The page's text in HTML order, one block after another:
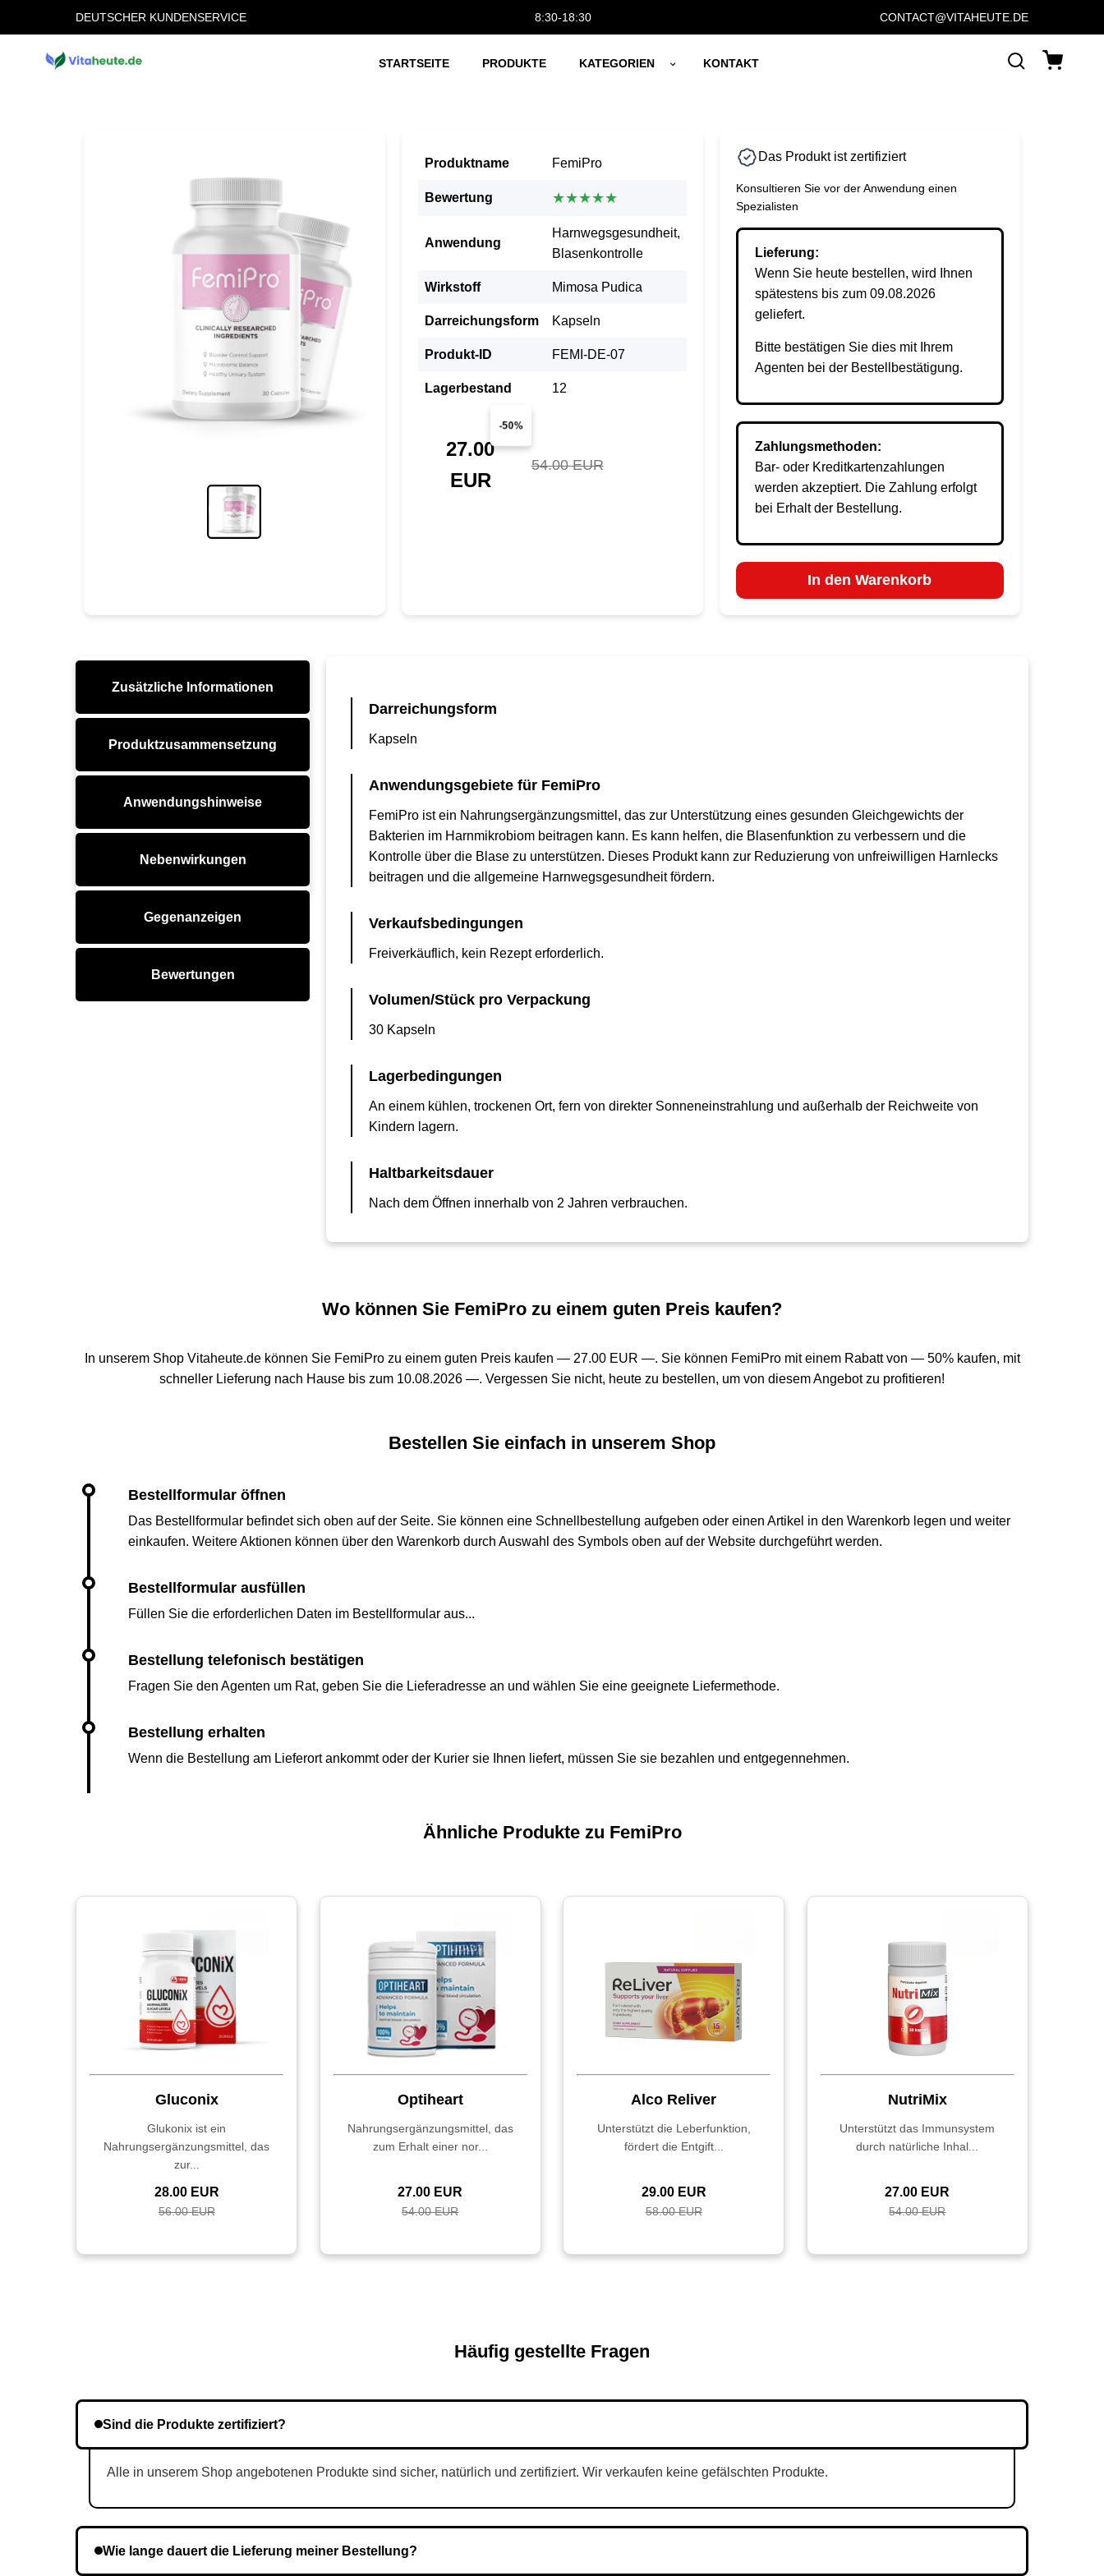
DEUTSCHER KUNDENSERVICE 8:30-18:30 CONTACT@VITAHEUTE.DE
STARTSEITE PRODUKTE KATEGORIEN KONTAKT
Produktname FemiPro
Bewertung ★★★★★
Anwendung
Harnwegsgesundheit,
Blasenkontrolle
Wirkstoff Mimosa Pudica
Darreichungsform Kapseln
Produkt-ID FEMI-DE-07
Lagerbestand 12
-50%
27.00
EUR
54.00 EUR
Das Produkt ist zertifiziert
Konsultieren Sie vor der Anwendung einen
Spezialisten
Lieferung:
Wenn Sie heute bestellen, wird Ihnen
spätestens bis zum 09.08.2026
geliefert.
Bitte bestätigen Sie dies mit Ihrem
Agenten bei der Bestellbestätigung.
Zahlungsmethoden:
Bar- oder Kreditkartenzahlungen
werden akzeptiert. Die Zahlung erfolgt
bei Erhalt der Bestellung.
In den Warenkorb
Zusätzliche Informationen
Produktzusammensetzung
Anwendungshinweise
Nebenwirkungen
Gegenanzeigen
Bewertungen
Darreichungsform
Kapseln
Anwendungsgebiete für FemiPro
FemiPro ist ein Nahrungsergänzungsmittel, das zur Unterstützung eines gesunden Gleichgewichts der
Bakterien im Harnmikrobiom beitragen kann. Es kann helfen, die Blasenfunktion zu verbessern und die
Kontrolle über die Blase zu unterstützen. Dieses Produkt kann zur Reduzierung von unfreiwilligen Harnlecks
beitragen und die allgemeine Harnwegsgesundheit fördern.
Verkaufsbedingungen
Freiverkäuflich, kein Rezept erforderlich.
Volumen/Stück pro Verpackung
30 Kapseln
Lagerbedingungen
An einem kühlen, trockenen Ort, fern von direkter Sonneneinstrahlung und außerhalb der Reichweite von
Kindern lagern.
Haltbarkeitsdauer
Nach dem Öffnen innerhalb von 2 Jahren verbrauchen.
Wo können Sie FemiPro zu einem guten Preis kaufen?
In unserem Shop Vitaheute.de können Sie FemiPro zu einem guten Preis kaufen — 27.00 EUR —. Sie können FemiPro mit einem Rabatt von — 50% kaufen, mit
schneller Lieferung nach Hause bis zum 10.08.2026 —. Vergessen Sie nicht, heute zu bestellen, um von diesem Angebot zu profitieren!
Bestellen Sie einfach in unserem Shop
Das Bestellformular befindet sich oben auf der Seite. Sie können eine Schnellbestellung aufgeben oder einen Artikel in den Warenkorb legen und weiter
einkaufen. Weitere Aktionen können über den Warenkorb durch Auswahl des Symbols oben auf der Website durchgeführt werden.
Füllen Sie die erforderlichen Daten im Bestellformular aus...
Fragen Sie den Agenten um Rat, geben Sie die Lieferadresse an und wählen Sie eine geeignete Liefermethode.
Wenn die Bestellung am Lieferort ankommt oder der Kurier sie Ihnen liefert, müssen Sie sie bezahlen und entgegennehmen.
Ähnliche Produkte zu FemiPro
Gluconix
Glukonix ist ein
Nahrungsergänzungsmittel, das
zur...
28.00 EUR
56.00 EUR
Optiheart
Nahrungsergänzungsmittel, das
zum Erhalt einer nor...
27.00 EUR
54.00 EUR
Alco Reliver
Unterstützt die Leberfunktion,
fördert die Entgift...
29.00 EUR
58.00 EUR
NutriMix
Unterstützt das Immunsystem
durch natürliche Inhal...
27.00 EUR
54.00 EUR
Häufig gestellte Fragen
Sind die Produkte zertifiziert?
Alle in unserem Shop angebotenen Produkte sind sicher, natürlich und zertifiziert. Wir verkaufen keine gefälschten Produkte.
Wie lange dauert die Lieferung meiner Bestellung?